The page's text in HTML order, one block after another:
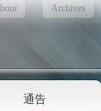
Archives
通告